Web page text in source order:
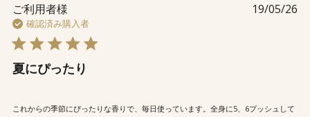
ご利用者様
確認済み購入者
夏にぴったり
これからの季節にぴったりな香りで、毎日使っています。全身に5、6プッシュして
19/05/26